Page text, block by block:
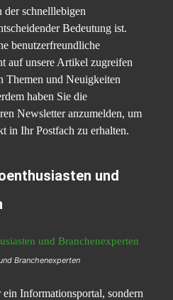
der schnelllebigen
Bedeutung ist.
benutzerfreundliche
auf unsere Artikel zugreifen
Themen und Neuigkeiten
haben Sie die
Newsletter anzumelden, um
in Ihr Postfach zu erhalten.
und
Branchenexperten
Informationsportal, sondern